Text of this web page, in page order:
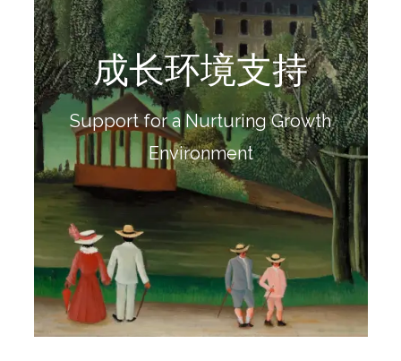
成长环境支持
Support for a Nurturing Growth
Environment
成长环境支持
为孩子打造更安全、更稳定、更有回应的成长环境，
让他们在被理解与被支持中慢慢变得更有力量。
阅读更多